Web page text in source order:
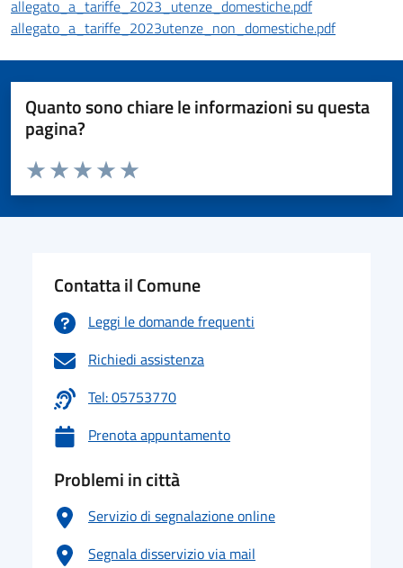
allegato_a_tariffe_2023_utenze_domestiche.pdf
allegato_a_tariffe_2023utenze_non_domestiche.pdf
Quanto sono chiare le informazioni su questa
pagina?
Valuta da 1 a 5 stelle la pagina
Valuta 5 stelle su 5
Valuta 4 stelle su 5
Valuta 3 stelle su 5
Valuta 2 stelle su 5
Valuta 1 stelle su 5
Contatta il Comune
Leggi le domande frequenti
Richiedi assistenza
Tel: 05753770
Prenota appuntamento
Problemi in città
Servizio di segnalazione online
Segnala disservizio via mail